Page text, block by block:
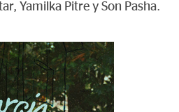
Yamilka Pitre y Son Pasha.